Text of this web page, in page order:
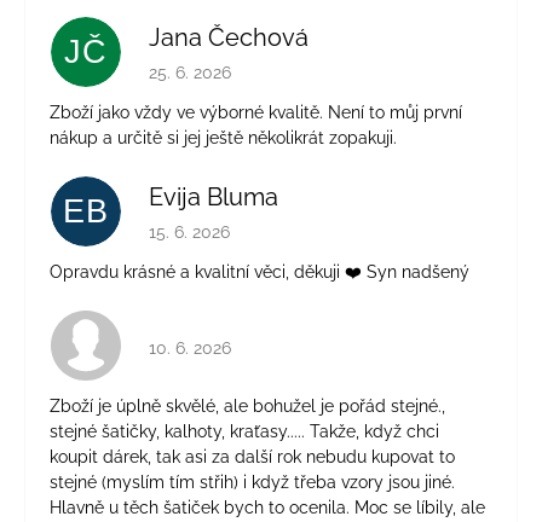
JČ Jana Čechová
Hodnocení obchodu je 5 z 5 hvězdiček.
25. 6. 2026
Zboží jako vždy ve výborné kvalitě. Není to můj první
nákup a určitě si jej ještě několikrát zopakuji.
EB Evija Bluma
Hodnocení obchodu je 5 z 5 hvězdiček.
15. 6. 2026
Opravdu krásné a kvalitní věci, děkuji ❤️ Syn nadšený
Hodnocení obchodu je 4 z 5 hvězdiček.
10. 6. 2026
Zboží je úplně skvělé, ale bohužel je pořád stejné.,
stejné šatičky, kalhoty, kraťasy..... Takže, když chci
koupit dárek, tak asi za další rok nebudu kupovat to
stejné (myslím tím střih) i když třeba vzory jsou jiné.
Hlavně u těch šatiček bych to ocenila. Moc se líbily, ale